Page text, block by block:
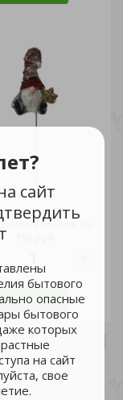
сайт
бытового
опасные
бытового
которых
на сайт
свое
шт
В корзину